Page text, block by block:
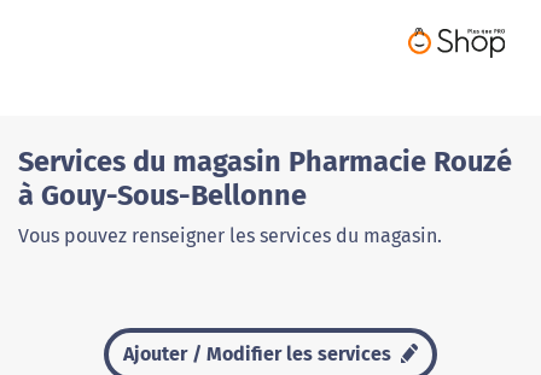
Services du magasin Pharmacie Rouzé
à Gouy-Sous-Bellonne
Vous pouvez renseigner les services du magasin.
Ajouter / Modifier les services